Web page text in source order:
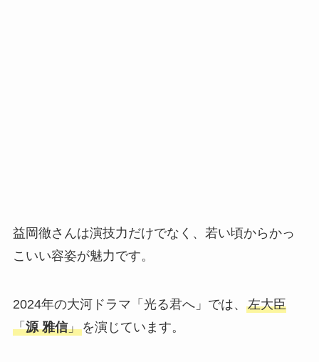
益岡徹さんは演技力だけでなく、若い頃からかっ
こいい容姿が魅力です。
2024年の大河ドラマ「光る君へ」では、 左大臣
「源 雅信」を演じています。